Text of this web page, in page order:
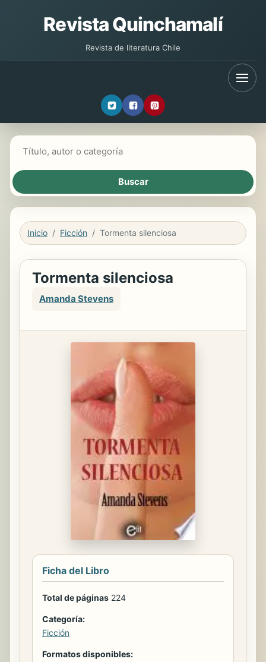
Revista Quinchamalí
Revista de literatura Chile
Inicio Ficción Tormenta silenciosa
Tormenta silenciosa
Amanda Stevens
Ficha del Libro
Total de páginas 224
Categoría:
Ficción
Formatos disponibles: